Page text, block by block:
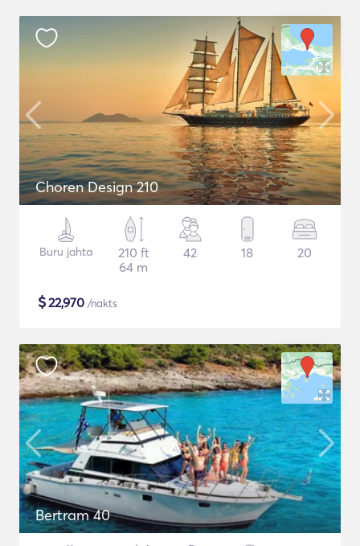
Choren Design 210
Buru jahta
210 ft
64 m
42 18 20
$22,970 /nakts
Bertram 40